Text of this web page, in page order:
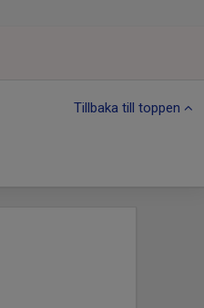
Tillbaka till toppen